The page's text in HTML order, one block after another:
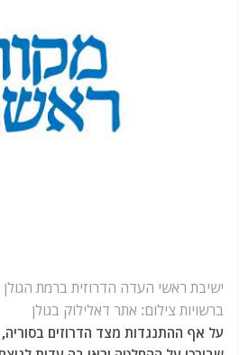
ישיבת ראשי העדה הדרוזית ברמת הגולן
ברשויות צילום: אתר דאלילוק בגולן
על אף ההתנגדות מצד הדרוזים בסוריה,